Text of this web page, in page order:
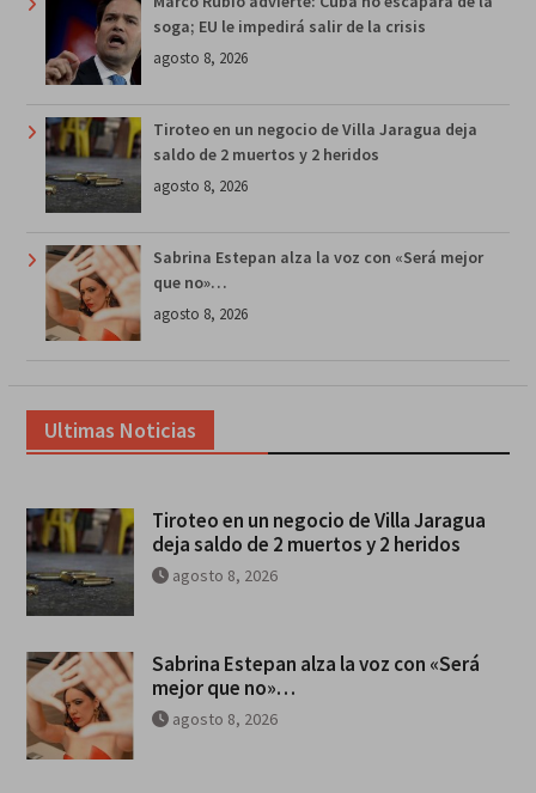
soga; EU le impedirá salir de la crisis
agosto 8, 2026
Tiroteo en un negocio de Villa Jaragua deja
saldo de 2 muertos y 2 heridos
agosto 8, 2026
Sabrina Estepan alza la voz con «Será mejor
que no»…
agosto 8, 2026
Ultimas Noticias
Tiroteo en un negocio de Villa Jaragua
deja saldo de 2 muertos y 2 heridos
agosto 8, 2026
Sabrina Estepan alza la voz con «Será
mejor que no»…
agosto 8, 2026